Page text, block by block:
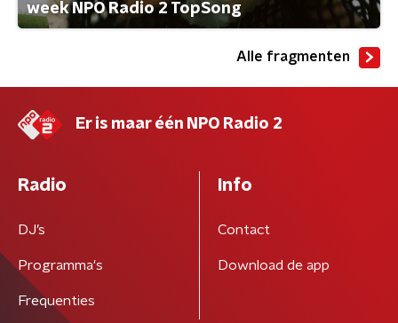
week NPO Radio 2 TopSong
Alle fragmenten
Er is maar één NPO Radio 2
Radio
DJ’s
Programma's
Frequenties
Info
Contact
Download de app